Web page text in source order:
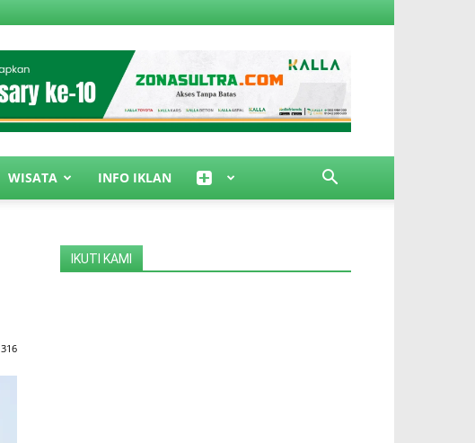
WISATA INFO IKLAN
316
IKUTI KAMI